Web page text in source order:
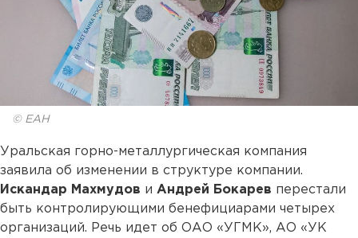
© ЕАН
Уральская горно-металлургическая компания
заявила об изменении в структуре компании.
Искандар Махмудов и Андрей Бокарев перестали
быть контролирующими бенефициарами четырех
организаций. Речь идет об ОАО «УГМК», АО «УК